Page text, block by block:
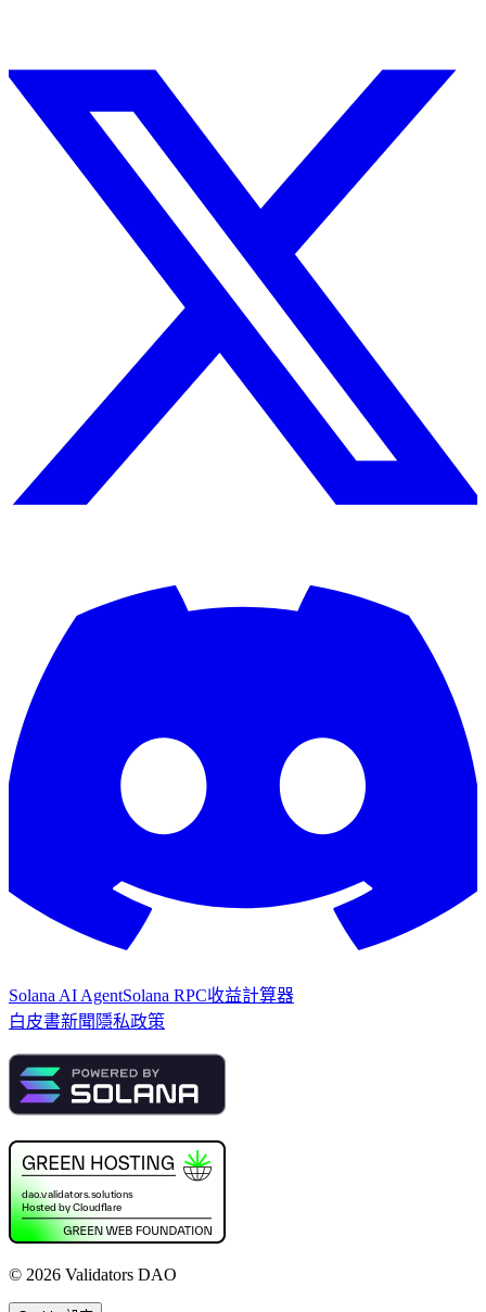
Solana AI AgentSolana RPC收益計算器
白皮書新聞 隱私政策
© 2026 Validators DAO